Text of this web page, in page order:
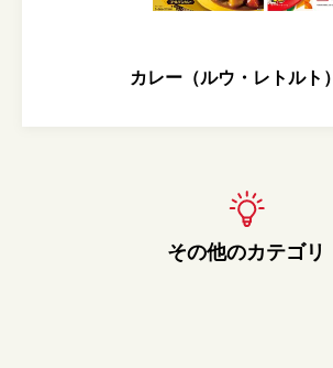
カレー（ルウ・レトルト）
その他のカテゴリ